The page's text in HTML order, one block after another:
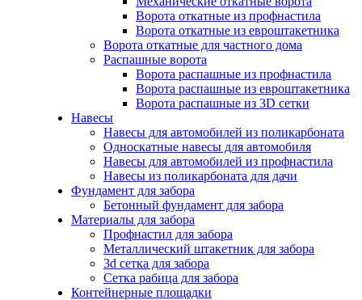
Ворота откатные из профнастила
Ворота откатные из евроштакетника
Ворота откатные для частного дома
Распашные ворота
Ворота распашные из профнастила
Ворота распашные из евроштакетника
Ворота распашные из 3D сетки
Навесы
Навесы для автомобилей из поликарбоната
Односкатные навесы для автомобиля
Навесы для автомобилей из профнастила
Навесы из поликарбоната для дачи
Фундамент для забора
Бетонный фундамент для забора
Материалы для забора
Профнастил для забора
Металлический штакетник для забора
3d сетка для забора
Сетка рабица для забора
Контейнерные площадки